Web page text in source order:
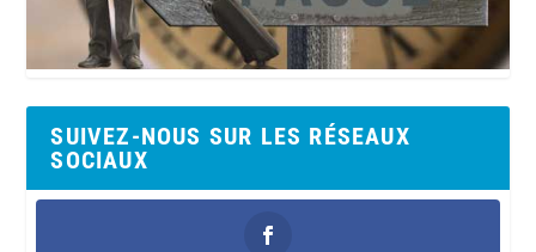
SUIVEZ-NOUS SUR LES RÉSEAUX
SOCIAUX